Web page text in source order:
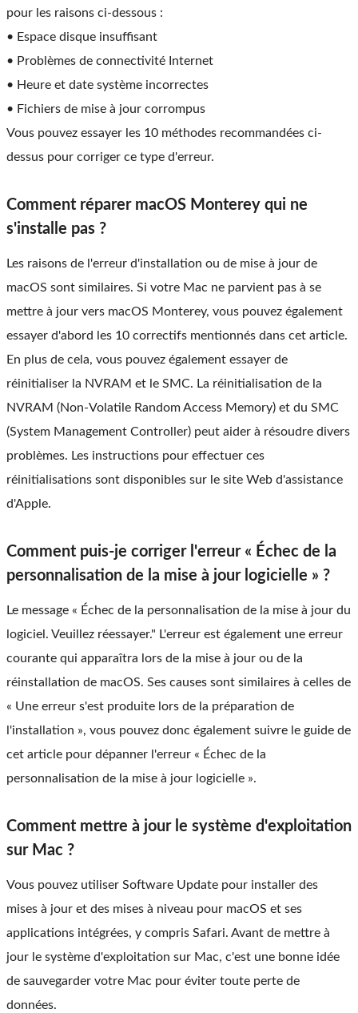
pour les raisons ci-dessous :
• Espace disque insuffisant
• Problèmes de connectivité Internet
• Heure et date système incorrectes
• Fichiers de mise à jour corrompus
Vous pouvez essayer les 10 méthodes recommandées ci-
dessus pour corriger ce type d'erreur.
Comment réparer macOS Monterey qui ne
s'installe pas ?
Les raisons de l'erreur d'installation ou de mise à jour de
macOS sont similaires. Si votre Mac ne parvient pas à se
mettre à jour vers macOS Monterey, vous pouvez également
essayer d'abord les 10 correctifs mentionnés dans cet article.
En plus de cela, vous pouvez également essayer de
réinitialiser la NVRAM et le SMC. La réinitialisation de la
NVRAM (Non-Volatile Random Access Memory) et du SMC
(System Management Controller) peut aider à résoudre divers
problèmes. Les instructions pour effectuer ces
réinitialisations sont disponibles sur le site Web d'assistance
d'Apple.
Comment puis-je corriger l'erreur « Échec de la
personnalisation de la mise à jour logicielle » ?
Le message « Échec de la personnalisation de la mise à jour du
logiciel. Veuillez réessayer." L'erreur est également une erreur
courante qui apparaîtra lors de la mise à jour ou de la
réinstallation de macOS. Ses causes sont similaires à celles de
« Une erreur s'est produite lors de la préparation de
l'installation », vous pouvez donc également suivre le guide de
cet article pour dépanner l'erreur « Échec de la
personnalisation de la mise à jour logicielle ».
Comment mettre à jour le système d'exploitation
sur Mac ?
Vous pouvez utiliser Software Update pour installer des
mises à jour et des mises à niveau pour macOS et ses
applications intégrées, y compris Safari. Avant de mettre à
jour le système d'exploitation sur Mac, c'est une bonne idée
de sauvegarder votre Mac pour éviter toute perte de
données.